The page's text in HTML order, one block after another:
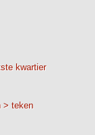
kwartier
> teken